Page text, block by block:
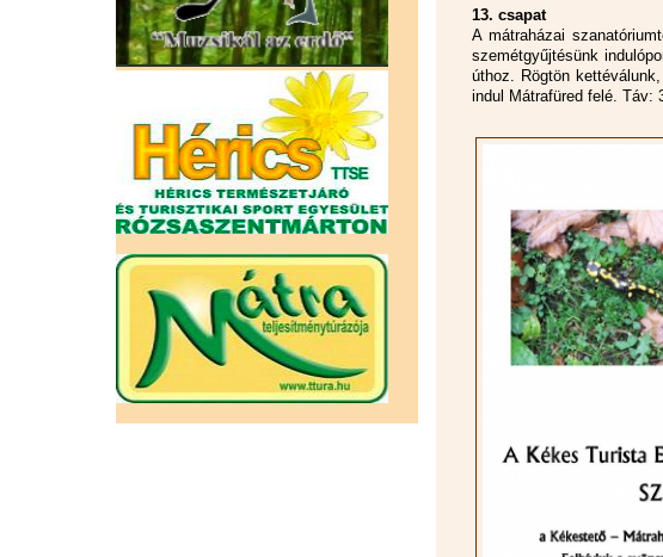
13. csapat
A mátraházai
szemétgyűjtésünk
úthoz. Rögtön
indul Mátrafüred felé. Táv: